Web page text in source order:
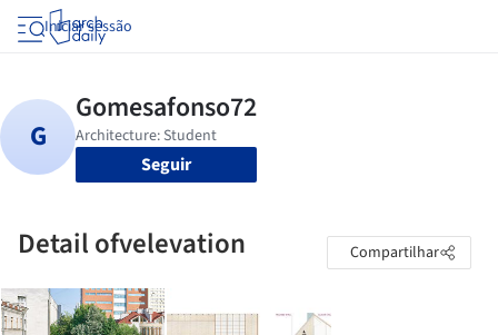
Iniciar sessão
Seguir
Detail ofvelevation Compartilhar